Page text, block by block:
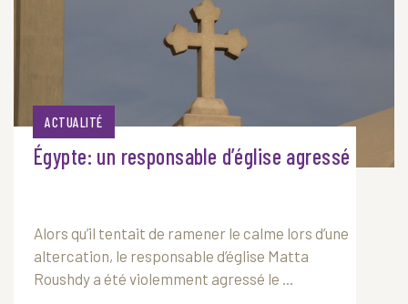
ACTUALITÉ
Égypte: un responsable d’église agressé
Alors qu’il tentait de ramener le calme lors d’une
altercation, le responsable d’église Matta
Roushdy a été violemment agressé le ...